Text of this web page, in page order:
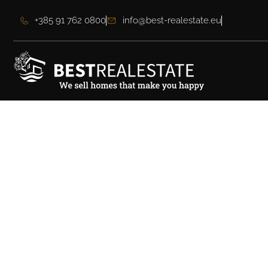
+385 91 762 0800 info@best-realestate.eu